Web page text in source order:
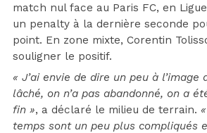
match nul face au Paris FC, en
un penalty à la dernière seconde
point. En zone mixte, Corentin
souligner le positif.
« J’ai envie de dire un peu à l’image
lâché, on n’a pas abandonné, on a
fin », a déclaré le milieu de terrain.
temps sont un peu plus compliqués